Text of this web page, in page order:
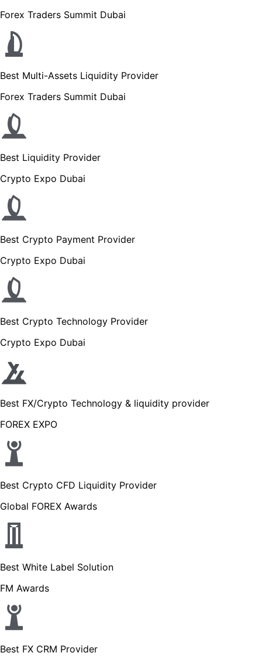
Forex Traders Summit Dubai
Best Multi-Assets Liquidity Provider
Forex Traders Summit Dubai
Best Liquidity Provider
Crypto Expo Dubai
Best Crypto Payment Provider
Crypto Expo Dubai
Best Crypto Technology Provider
Crypto Expo Dubai
Best FX/Crypto Technology & liquidity provider
FOREX EXPO
Best Crypto CFD Liquidity Provider
Global FOREX Awards
Best White Label Solution
FM Awards
Best FX CRM Provider